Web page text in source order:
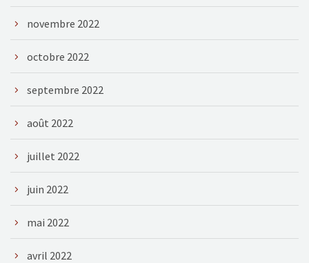
novembre 2022
octobre 2022
septembre 2022
août 2022
juillet 2022
juin 2022
mai 2022
avril 2022